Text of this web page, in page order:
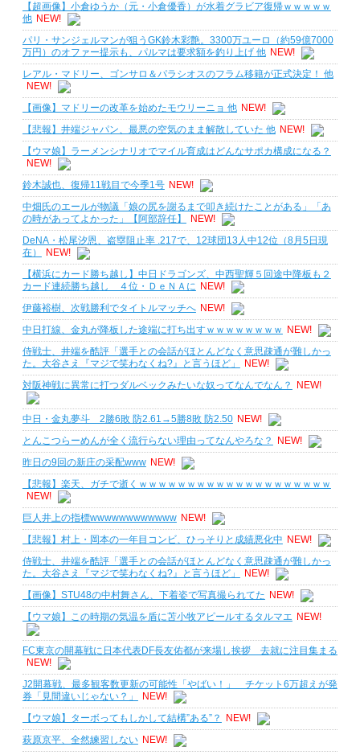
【超画像】小倉ゆうか（元・小倉優香）が水着グラビア復帰ｗｗｗｗｗ
他 NEW!
パリ・サンジェルマンが狙うGK鈴木彩艶。3300万ユーロ（約59億7000
万円）のオファー提示も、パルマは要求額を釣り上げ 他 NEW!
レアル・マドリー、ゴンサロ＆パラシオスのフラム移籍が正式決定！ 他
NEW!
【画像】マドリーの改革を始めたモウリーニョ 他 NEW!
【悲報】井端ジャパン、最悪の空気のまま解散していた 他 NEW!
【ウマ娘】ラーメンシナリオでマイル育成はどんなサポカ構成になる？
NEW!
鈴木誠也、復帰11戦目で今季1号 NEW!
中畑氏のエールが物議「娘の尻を謝るまで叩き続けたことがある」「あ
の時があってよかった」【阿部辞任】
NEW!
DeNA・松尾汐恩、盗塁阻止率 .217で、12球団13人中12位（8月5日現
在）
NEW!
【横浜にカード勝ち越し】中日ドラゴンズ、中西聖輝５回途中降板も２
カード連続勝ち越し ４位・ＤｅＮＡに NEW!
伊藤裕樹、次戦勝利でタイトルマッチへ NEW!
中日打線、金丸が降板した途端に打ち出すｗｗｗｗｗｗｗｗ
NEW!
侍戦士、井端を酷評「選手との会話がほとんどなく意思疎通が難しかっ
た。大谷さえ『マジで笑わなくね?』と言うほど」
NEW!
対阪神戦に異常に打つダルベックみたいな奴ってなんでなん？
NEW!
中日・金丸夢斗 2勝6敗 防2.61→5勝8敗 防2.50 NEW!
とんこつらーめんが全く流行らない理由ってなんやろな？
NEW!
昨日の9回の新庄の采配www NEW!
【悲報】楽天、ガチで逝くｗｗｗｗｗｗｗｗｗｗｗｗｗｗｗｗｗｗｗｗ
NEW!
巨人井上の指標wwwwwwwwwwww NEW!
【悲報】村上・岡本の一年目コンビ、ひっそりと成績悪化中 NEW!
侍戦士、井端を酷評「選手との会話がほとんどなく意思疎通が難しかっ
た。大谷さえ『マジで笑わなくね?』と言うほど」
NEW!
【画像】STU48の中村舞さん、下着姿で写真撮られてた NEW!
【ウマ娘】この時期の気温を盾に苫小牧アピールするタルマエ NEW!
FC東京の開幕戦に日本代表DF長友佑都が来場し挨拶 去就に注目集まる
NEW!
J2開幕戦、最多観客数更新の可能性「やばい！」 チケット6万超えが発
券「見間違いじゃない？」
NEW!
【ウマ娘】ターボってもしかして結構”ある”？
NEW!
萩原京平、全然練習しない NEW!